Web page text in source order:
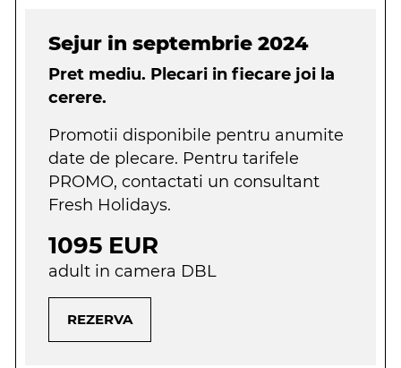
Sejur in septembrie 2024
Pret mediu. Plecari in fiecare joi la
cerere.
Promotii disponibile pentru anumite
date de plecare. Pentru tarifele
PROMO, contactati un consultant
Fresh Holidays.
1095 EUR
adult in camera DBL
REZERVA